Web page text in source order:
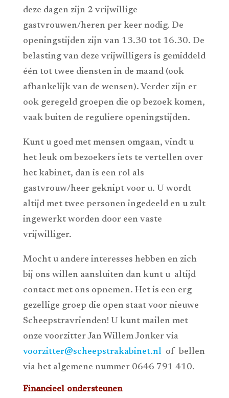
deze dagen zijn 2 vrijwillige
gastvrouwen/heren per keer nodig. De
openingstijden zijn van 13.30 tot 16.30. De
belasting van deze vrijwilligers is gemiddeld
één tot twee diensten in de maand (ook
afhankelijk van de wensen). Verder zijn er
ook geregeld groepen die op bezoek komen,
vaak buiten de reguliere openingstijden.
Kunt u goed met mensen omgaan, vindt u
het leuk om bezoekers iets te vertellen over
het kabinet, dan is een rol als
gastvrouw/heer geknipt voor u. U wordt
altijd met twee personen ingedeeld en u zult
ingewerkt worden door een vaste
vrijwilliger.
Mocht u andere interesses hebben en zich
bij ons willen aansluiten dan kunt u altijd
contact met ons opnemen. Het is een erg
gezellige groep die open staat voor nieuwe
Scheepstravrienden! U kunt mailen met
onze voorzitter Jan Willem Jonker via
voorzitter@scheepstrakabinet.nlof bellen
via het algemene nummer 0646 791 410.
Financieel ondersteunen